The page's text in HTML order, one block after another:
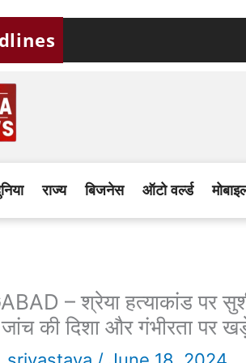
राज्य बिजनेस ऑटो वर्ल्ड
– श्रेया हत्याकांड पर
की दिशा और गंभीरता पर